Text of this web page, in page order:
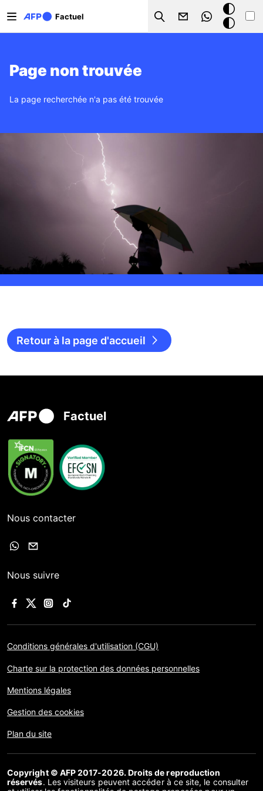
Factuel
Search
Mode
sombre
Page non trouvée
La page recherchée n'a pas été trouvée
Retour à la page d'accueil
Factuel
Nous contacter
Nous suivre
Conditions générales d'utilisation (CGU)
Charte sur la protection des données personnelles
Mentions légales
Gestion des cookies
Plan du site
Copyright © AFP 2017-2026. Droits de reproduction
réservés. Les visiteurs peuvent accéder à ce site, le consulter